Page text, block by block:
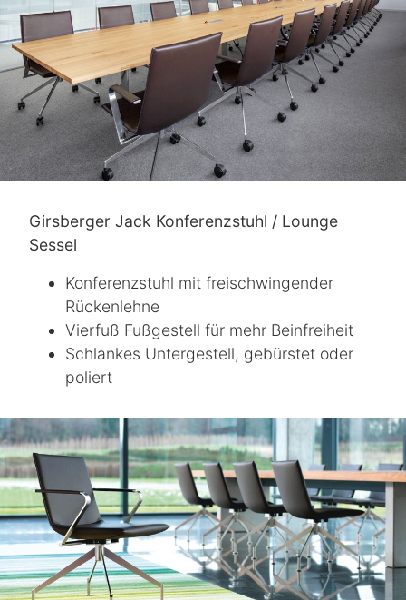
Girsberger Jack Konferenzstuhl / Lounge
Sessel
Konferenzstuhl mit freischwingender
Rückenlehne
Vierfuß Fußgestell für mehr Beinfreiheit
Schlankes Untergestell, gebürstet oder
poliert